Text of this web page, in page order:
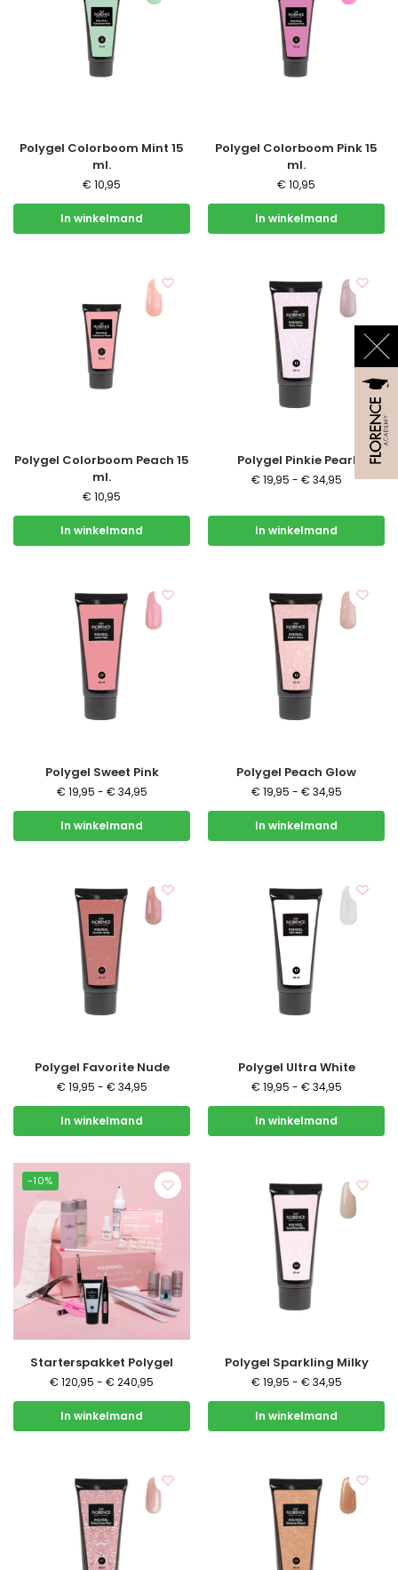
Polygel Colorboom Mint 15
ml.
€ 10,95
In winkelmand
Polygel Colorboom Pink 15
ml.
€ 10,95
In winkelmand
Polygel Colorboom Peach 15
ml.
€ 10,95
In winkelmand
Polygel Pinkie Pearl
€ 19,95 - € 34,95
In winkelmand
Polygel Sweet Pink
€ 19,95 - € 34,95
In winkelmand
Polygel Peach Glow
€ 19,95 - € 34,95
In winkelmand
Polygel Favorite Nude
€ 19,95 - € 34,95
In winkelmand
Polygel Ultra White
€ 19,95 - € 34,95
In winkelmand
-10%
Starterspakket Polygel
€ 120,95 - € 240,95
In winkelmand
Polygel Sparkling Milky
€ 19,95 - € 34,95
In winkelmand